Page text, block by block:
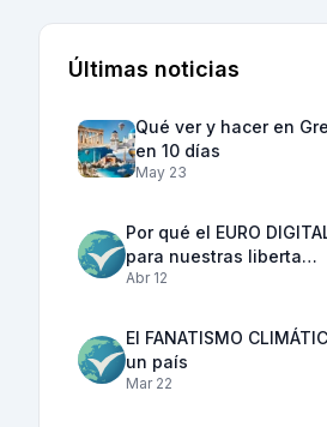
Últimas noticias
Qué ver y hacer en
en 10 días
May 23
Por qué el EURO
para nuestras liberta…
Abr 12
El FANATISMO
un país
Mar 22